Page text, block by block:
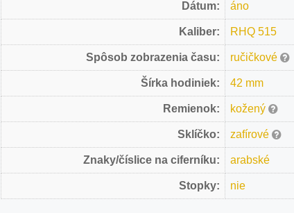
Dátum: áno
Kaliber: RHQ 515
Spôsob zobrazenia času: ručičkové
Šírka hodiniek: 42 mm
Remienok: kožený
Sklíčko: zafírové
Znaky/číslice na ciferníku: arabské
Stopky: nie